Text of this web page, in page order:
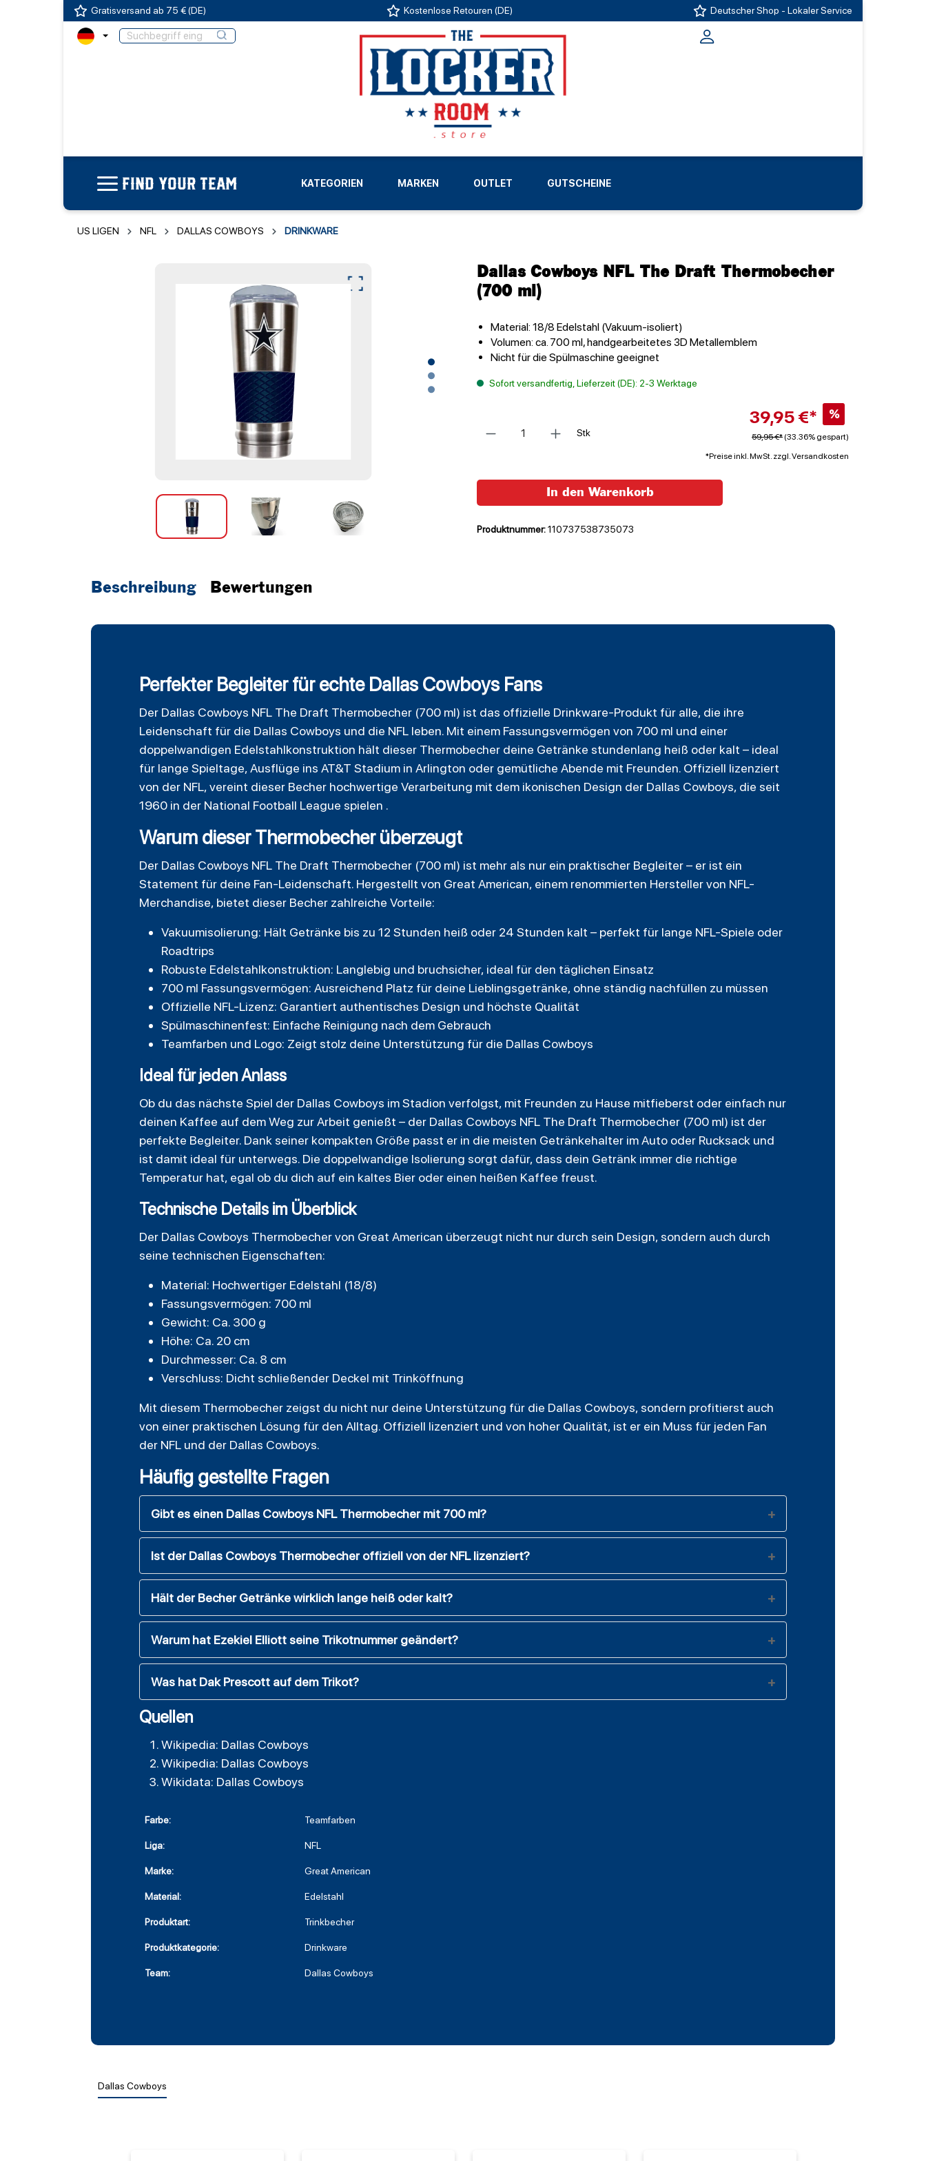
Gratisversand ab 75 € (DE) Kostenlose Retouren (DE) Deutscher Shop - Lokaler Service
FIND YOUR TEAM KATEGORIEN MARKEN
LIGEN
OUTLET GUTSCHEINE
US LIGEN NFL DALLAS COWBOYS DRINKWARE
Dallas Cowboys NFL The Draft Thermobecher
(700 ml)
Material: 18/8 Edelstahl (Vakuum-isoliert)
Volumen: ca. 700 ml, handgearbeitetes 3D Metallemblem
Nicht für die Spülmaschine geeignet
Sofort versandfertig, Lieferzeit (DE): 2-3 Werktage
Stk
39,95 €* %
59,95 €* (33.36% gespart)
*Preise inkl. MwSt. zzgl. Versandkosten
In den Warenkorb
Produktnummer:110737538735073
Beschreibung Bewertungen
Perfekter Begleiter für echte Dallas Cowboys Fans
Der Dallas Cowboys NFL The Draft Thermobecher (700 ml) ist das offizielle Drinkware-Produkt für alle, die ihre
Leidenschaft für die Dallas Cowboys und die NFL leben. Mit einem Fassungsvermögen von 700 ml und einer
doppelwandigen Edelstahlkonstruktion hält dieser Thermobecher deine Getränke stundenlang heiß oder kalt – ideal
für lange Spieltage, Ausflüge ins AT&T Stadium in Arlington oder gemütliche Abende mit Freunden. Offiziell lizenziert
von der NFL, vereint dieser Becher hochwertige Verarbeitung mit dem ikonischen Design der Dallas Cowboys, die seit
1960 in der National Football League spielen .
Warum dieser Thermobecher überzeugt
Der Dallas Cowboys NFL The Draft Thermobecher (700 ml) ist mehr als nur ein praktischer Begleiter – er ist ein
Statement für deine Fan-Leidenschaft. Hergestellt von Great American, einem renommierten Hersteller von NFL-
Merchandise, bietet dieser Becher zahlreiche Vorteile:
Vakuumisolierung: Hält Getränke bis zu 12 Stunden heiß oder 24 Stunden kalt – perfekt für lange NFL-Spiele oder
Roadtrips
Robuste Edelstahlkonstruktion: Langlebig und bruchsicher, ideal für den täglichen Einsatz
700 ml Fassungsvermögen: Ausreichend Platz für deine Lieblingsgetränke, ohne ständig nachfüllen zu müssen
Offizielle NFL-Lizenz: Garantiert authentisches Design und höchste Qualität
Spülmaschinenfest: Einfache Reinigung nach dem Gebrauch
Teamfarben und Logo: Zeigt stolz deine Unterstützung für die Dallas Cowboys
Ideal für jeden Anlass
Ob du das nächste Spiel der Dallas Cowboys im Stadion verfolgst, mit Freunden zu Hause mitfieberst oder einfach nur
deinen Kaffee auf dem Weg zur Arbeit genießt – der Dallas Cowboys NFL The Draft Thermobecher (700 ml) ist der
perfekte Begleiter. Dank seiner kompakten Größe passt er in die meisten Getränkehalter im Auto oder Rucksack und
ist damit ideal für unterwegs. Die doppelwandige Isolierung sorgt dafür, dass dein Getränk immer die richtige
Temperatur hat, egal ob du dich auf ein kaltes Bier oder einen heißen Kaffee freust.
Technische Details im Überblick
Der Dallas Cowboys Thermobecher von Great American überzeugt nicht nur durch sein Design, sondern auch durch
seine technischen Eigenschaften:
Material: Hochwertiger Edelstahl (18/8)
Fassungsvermögen: 700 ml
Gewicht: Ca. 300 g
Höhe: Ca. 20 cm
Durchmesser: Ca. 8 cm
Verschluss: Dicht schließender Deckel mit Trinköffnung
Mit diesem Thermobecher zeigst du nicht nur deine Unterstützung für die Dallas Cowboys, sondern profitierst auch
von einer praktischen Lösung für den Alltag. Offiziell lizenziert und von hoher Qualität, ist er ein Muss für jeden Fan
der NFL und der Dallas Cowboys.
Häufig gestellte Fragen
Gibt es einen Dallas Cowboys NFL Thermobecher mit 700 ml?
Ist der Dallas Cowboys Thermobecher offiziell von der NFL lizenziert?
Hält der Becher Getränke wirklich lange heiß oder kalt?
Warum hat Ezekiel Elliott seine Trikotnummer geändert?
Was hat Dak Prescott auf dem Trikot?
Quellen
Wikipedia: Dallas Cowboys
Wikipedia: Dallas Cowboys
Wikidata: Dallas Cowboys
Farbe: Teamfarben
Liga: NFL
Marke: Great American
Material: Edelstahl
Produktart: Trinkbecher
Produktkategorie: Drinkware
Team: Dallas Cowboys
Dallas Cowboys